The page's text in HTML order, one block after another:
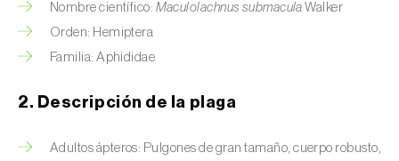
sasakii (=niponensis))
Barrenador del tallo de la caña de azúcar
fusca )
Nombre científico: Maculolachnus submacula Walker
Orden: Hemiptera
Familia: Aphididae
2. Descripción de la plaga
Adultos ápteros: Pulgones de gran tamaño, cuerpo robusto,